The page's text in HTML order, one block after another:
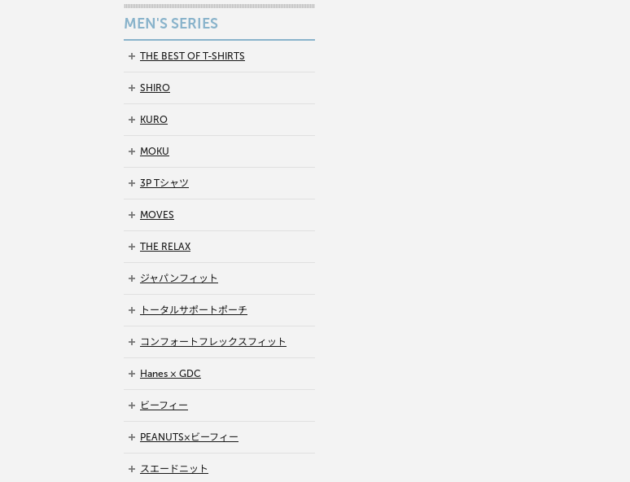
MEN'S SERIES
THE BEST OF T-SHIRTS
SHIRO
KURO
MOKU
3P Tシャツ
MOVES
THE RELAX
ジャパンフィット
トータルサポートポーチ
コンフォートフレックスフィット
Hanes × GDC
ビーフィー
PEANUTS×ビーフィー
スエードニット